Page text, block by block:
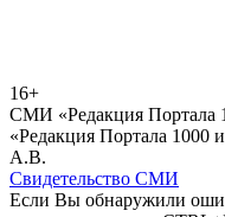
16+
СМИ «Редакция Портала
«Редакция Портала 1000
А.В.
Свидетельство СМИ
Если Вы обнаружили